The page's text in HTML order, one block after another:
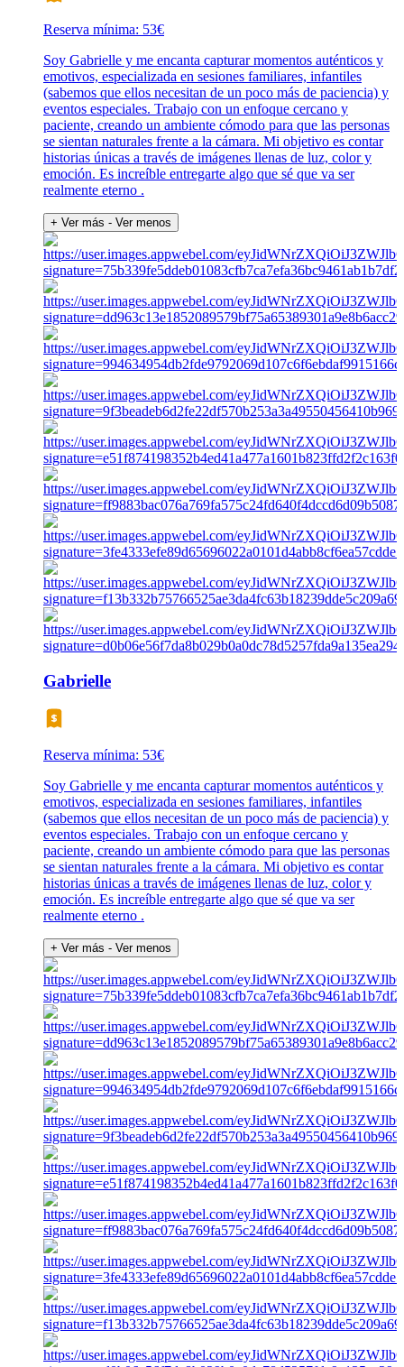
Reserva mínima: 53€
Soy Gabrielle y me encanta capturar momentos auténticos y
emotivos, especializada en sesiones familiares, infantiles
(sabemos que ellos necesitan de un poco más de paciencia) y
eventos especiales. Trabajo con un enfoque cercano y
paciente, creando un ambiente cómodo para que las personas
se sientan naturales frente a la cámara. Mi objetivo es contar
historias únicas a través de imágenes llenas de luz, color y
emoción. Es increíble entregarte algo que sé que va ser
realmente eterno .
+ Ver más - Ver menos
Gabrielle
Reserva mínima: 53€
Soy Gabrielle y me encanta capturar momentos auténticos y
emotivos, especializada en sesiones familiares, infantiles
(sabemos que ellos necesitan de un poco más de paciencia) y
eventos especiales. Trabajo con un enfoque cercano y
paciente, creando un ambiente cómodo para que las personas
se sientan naturales frente a la cámara. Mi objetivo es contar
historias únicas a través de imágenes llenas de luz, color y
emoción. Es increíble entregarte algo que sé que va ser
realmente eterno .
+ Ver más - Ver menos